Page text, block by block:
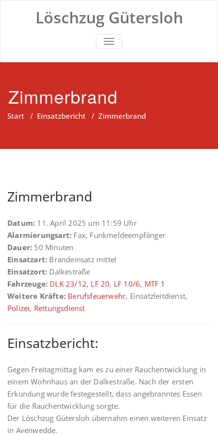
Löschzug Gütersloh
TOGGLE NAVIGATION
Zimmerbrand
Start / Einsatzbericht / Zimmerbrand
Zimmerbrand
Datum: 11. April 2025 um 11:59 Uhr
Alarmierungsart: Fax, Funkmeldeempfänger
Dauer: 50 Minuten
Einsatzart: Brandeinsatz mittel
Einsatzort: Dalkestraße
Fahrzeuge: DLK 23/12, LF 20, LF 10/6, MTF 1
Weitere Kräfte: Berufsfeuerwehr, Einsatzleitdienst,
Polizei, Rettungsdienst
Einsatzbericht:
Gegen Freitagmittag kam es zu einer Rauchentwicklung in
einem Wohnhaus an der Dalkestraße. Nach der ersten
Erkundung wurde festegestellt, dass angebranntes Essen
für die Rauchentwicklung sorgte.
Der Löschzug Gütersloh übernahm einen weiteren Einsatz
in Avenwedde.